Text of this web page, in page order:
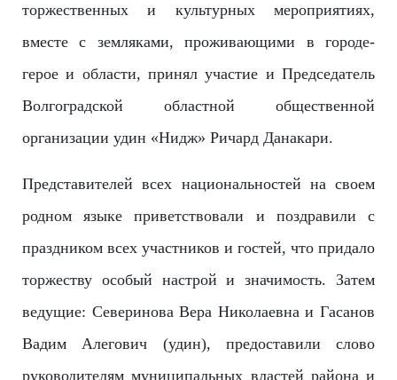
торжественных и культурных мероприятиях,
вместе с земляками, проживающими в городе-
герое и области, принял участие и Председатель
Волгоградской областной общественной
организации удин «Нидж» Ричард Данакари.
Представителей всех национальностей на своем
родном языке приветствовали и поздравили с
праздником всех участников и гостей, что придало
торжеству особый настрой и значимость. Затем
ведущие: Северинова Вера Николаевна и Гасанов
Вадим Алегович (удин), предоставили слово
руководителям муниципальных властей района и